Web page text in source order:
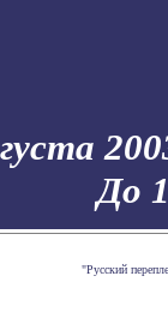
До
"Русский